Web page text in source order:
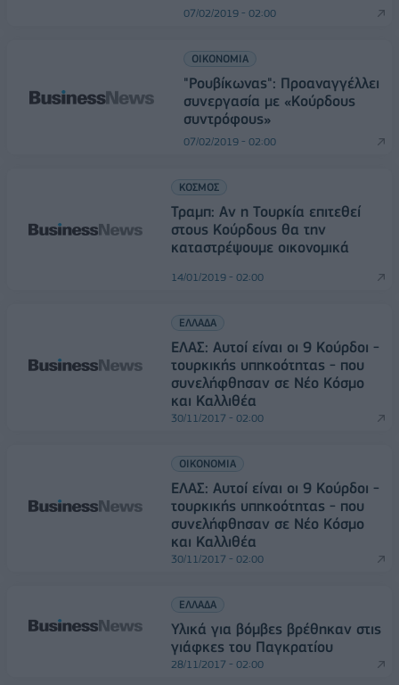
07/02/2019 - 02:00
ΟΙΚΟΝΟΜΙΑ
"Ρουβίκωνας": Προαναγγέλλει
συνεργασία με «Κούρδους
συντρόφους»
07/02/2019 - 02:00
ΚΟΣΜΟΣ
Τραμπ: Αν η Τουρκία επιτεθεί
στους Κούρδους θα την
καταστρέψουμε οικονομικά
14/01/2019 - 02:00
ΕΛΛΑΔΑ
ΕΛΑΣ: Αυτοί είναι οι 9 Κούρδοι -
τουρκικής υπηκοότητας - που
συνελήφθησαν σε Νέο Κόσμο
και Καλλιθέα
30/11/2017 - 02:00
ΟΙΚΟΝΟΜΙΑ
ΕΛΑΣ: Αυτοί είναι οι 9 Κούρδοι -
τουρκικής υπηκοότητας - που
συνελήφθησαν σε Νέο Κόσμο
και Καλλιθέα
30/11/2017 - 02:00
ΕΛΛΑΔΑ
Υλικά για βόμβες βρέθηκαν στις
γιάφκες του Παγκρατίου
28/11/2017 - 02:00